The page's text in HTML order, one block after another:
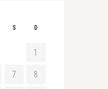
S D
1
7 8